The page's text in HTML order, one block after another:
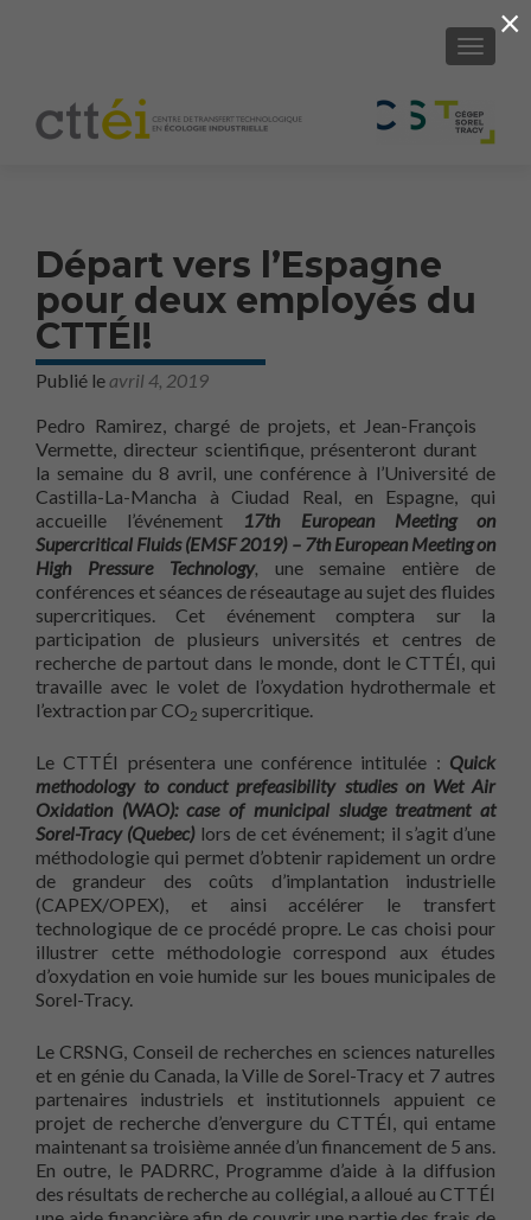
Départ vers l’Espagne
pour deux employés du
CTTÉI!
Publié leavril 4, 2019
Pedro Ramirez, chargé de projets, et Jean-François
Vermette, directeur scientifique, présenteront durant
la semaine du 8 avril, une conférence à l’Université de
Castilla-La-Mancha à Ciudad Real, en Espagne, qui
accueille l’événement 17th European Meeting on
Supercritical Fluids (EMSF 2019) – 7th European Meeting on
High Pressure Technology, une semaine entière de
conférences et séances de réseautage au sujet des fluides
supercritiques. Cet événement comptera sur la
participation de plusieurs universités et centres de
recherche de partout dans le monde, dont le CTTÉI, qui
travaille avec le volet de l’oxydation hydrothermale et
l’extraction par CO2 supercritique.
Le CTTÉI présentera une conférence intitulée : Quick
methodology to conduct prefeasibility studies on Wet Air
Oxidation (WAO): case of municipal sludge treatment at
Sorel-Tracy (Quebec) lors de cet événement; il s’agit d’une
méthodologie qui permet d’obtenir rapidement un ordre
de grandeur des coûts d’implantation industrielle
(CAPEX/OPEX), et ainsi accélérer le transfert
technologique de ce procédé propre. Le cas choisi pour
illustrer cette méthodologie correspond aux études
d’oxydation en voie humide sur les boues municipales de
Sorel-Tracy.
Le CRSNG, Conseil de recherches en sciences naturelles
et en génie du Canada, la Ville de Sorel-Tracy et 7 autres
partenaires industriels et institutionnels appuient ce
projet de recherche d’envergure du CTTÉI, qui entame
maintenant sa troisième année d’un financement de 5 ans.
En outre, le PADRRC, Programme d’aide à la diffusion
des résultats de recherche au collégial, a alloué au CTTÉI
×